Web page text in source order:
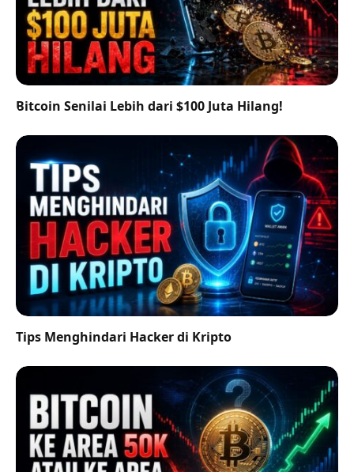
Bitcoin Senilai Lebih dari $100 Juta Hilang!
Tips Menghindari Hacker di Kripto